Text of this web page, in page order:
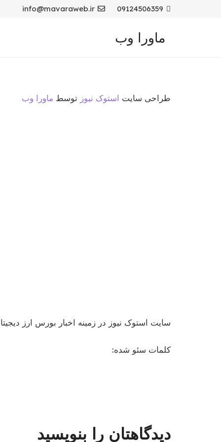
09124506359
info@mavaraweb.ir
ماورا وب
طراحی سایت استوک نیوز توسط ماورا وب
سایت استوک نیوز در زمینه اخبار بورس ارز
کلمات سئو شده:
دیدگاهتان را بنویسید